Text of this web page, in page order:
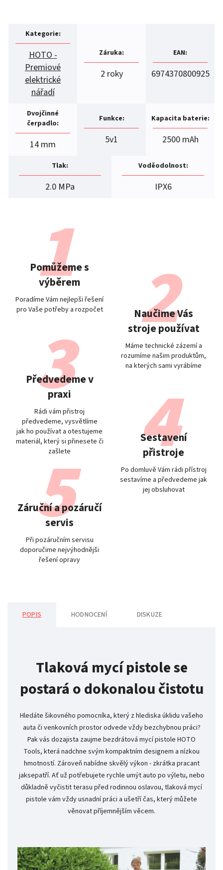
Kategorie:
HOTO -
Premiové
elektrické
nářadí
Záruka:
2 roky
EAN:
6974370800925
Dvojčinné
čerpadlo:
14 mm
Funkce:
5v1
Kapacita baterie:
2500 mAh
Tlak:
2.0 MPa
Voděodolnost:
IPX6
Pomůžeme s
výběrem
Poradíme Vám nejlepši řešení
pro Vaše potřeby a rozpočet
Naučime Vás
stroje používat
Máme technické zázemí a
rozumíme našim produktům,
na kterých sami vyrábíme
Předvedeme v
praxi
Rádi vám přistroj
předvedeme, vysvětlíme
jak ho používat a otestujeme
materiál, který si přinesete či
zašlete
Sestavení
přistroje
Po domluvě Vám rádi přístroj
sestavíme a předvedeme jak
jej obsluhovat
Záruční a pozáručí
servis
Při pozáručním servisu
doporučime nejvýhodnějši
řešení opravy
POPIS HODNOCENÍ DISKUZE
Tlaková mycí pistole se
postará o dokonalou čistotu
Hledáte šikovného pomocníka, který z hlediska úklidu vašeho
auta či venkovních prostor odvede vždy bezchybnou práci?
Pak vás dozajista zaujme bezdrátová mycí pistole HOTO
Tools, která nadchne svým kompaktním designem a nízkou
hmotností. Zároveň nabídne skvělý výkon - zkrátka pracant
jaksepatří. Ať už potřebujete rychle umýt auto po výletu, nebo
důkladně vyčistit terasu před rodinnou oslavou, tlaková mycí
pistole vám vždy usnadní práci a ušetří čas, který můžete
věnovat příjemnějším věcem.